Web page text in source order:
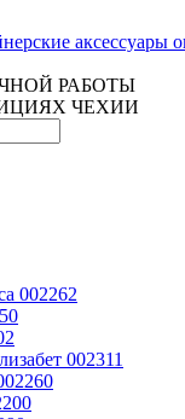
РАБОТЫ
ЧЕХИИ
002262
002311